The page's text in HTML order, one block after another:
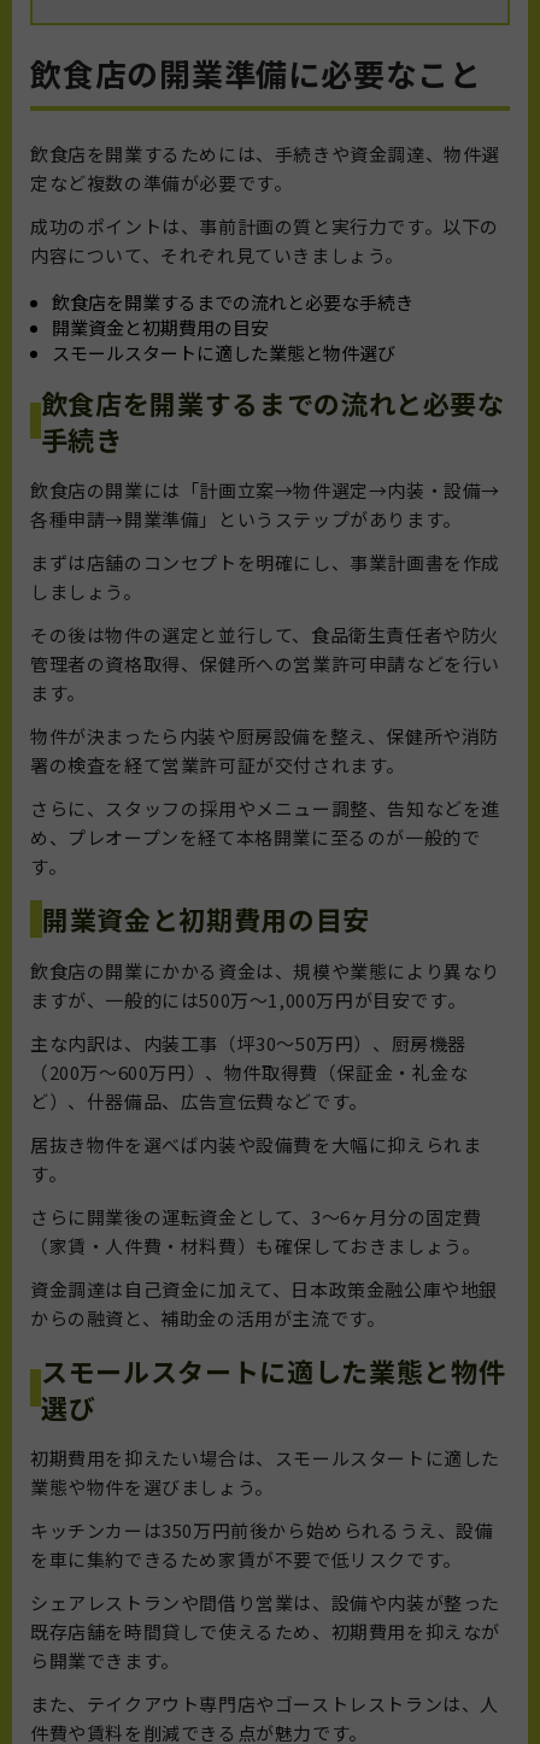
飲食店の開業準備に必要なこと
飲食店を開業するためには、手続きや資金調達、物件選
定など複数の準備が必要です。
成功のポイントは、事前計画の質と実行力です。以下の
内容について、それぞれ見ていきましょう。
飲食店を開業するまでの流れと必要な手続き
開業資金と初期費用の目安
スモールスタートに適した業態と物件選び
飲食店を開業するまでの流れと必要な
手続き
飲食店の開業には「計画立案→物件選定→内装・設備→
各種申請→開業準備」というステップがあります。
まずは店舗のコンセプトを明確にし、事業計画書を作成
しましょう。
その後は物件の選定と並行して、食品衛生責任者や防火
管理者の資格取得、保健所への営業許可申請などを行い
ます。
物件が決まったら内装や厨房設備を整え、保健所や消防
署の検査を経て営業許可証が交付されます。
さらに、スタッフの採用やメニュー調整、告知などを進
め、プレオープンを経て本格開業に至るのが一般的で
す。
開業資金と初期費用の目安
飲食店の開業にかかる資金は、規模や業態により異なり
ますが、一般的には500万〜1,000万円が目安です。
主な内訳は、内装工事（坪30〜50万円）、厨房機器
（200万〜600万円）、物件取得費（保証金・礼金な
ど）、什器備品、広告宣伝費などです。
居抜き物件を選べば内装や設備費を大幅に抑えられま
す。
さらに開業後の運転資金として、3〜6ヶ月分の固定費
（家賃・人件費・材料費）も確保しておきましょう。
資金調達は自己資金に加えて、日本政策金融公庫や地銀
からの融資と、補助金の活用が主流です。
スモールスタートに適した業態と物件
選び
初期費用を抑えたい場合は、スモールスタートに適した
業態や物件を選びましょう。
キッチンカーは350万円前後から始められるうえ、設備
を車に集約できるため家賃が不要で低リスクです。
シェアレストランや間借り営業は、設備や内装が整った
既存店舗を時間貸しで使えるため、初期費用を抑えなが
ら開業できます。
また、テイクアウト専門店やゴーストレストランは、人
件費や賃料を削減できる点が魅力です。